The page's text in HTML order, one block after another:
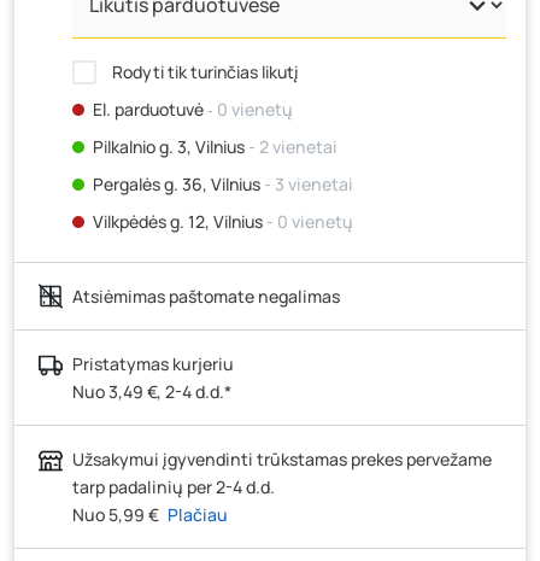
Rodyti tik turinčias likutį
El. parduotuvė‐ 0 vienetų
Pilkalnio g. 3, Vilnius - 2 vienetai
Pergalės g. 36, Vilnius - 3 vienetai
Vilkpėdės g. 12, Vilnius - 0 vienetų
Ateities g. 15, Vilnius- 2 vienetai
Kauno r., Narsiečių k., Vytauto g. 183, Kaunas
vienetai
Šilutės pl. 83A, Klaipėda
Pramonės g. 7, Šiauliai
Santaikos g. 26B, Alytus - 8 vienetai
J. Basanavičiaus g. 6, Utena
Novočėbės k. 3, Kėdainiai- 0 vienetų
Atsiėmimas paštomate negalimas
Pristatymas kurjeriu
Nuo 3,49 €, 2-4 d.d.*
Užsakymui įgyvendinti trūkstamas prekes pervežame
tarp padalinių per 2-4 d.d.
Nuo 5,99 € Plačiau